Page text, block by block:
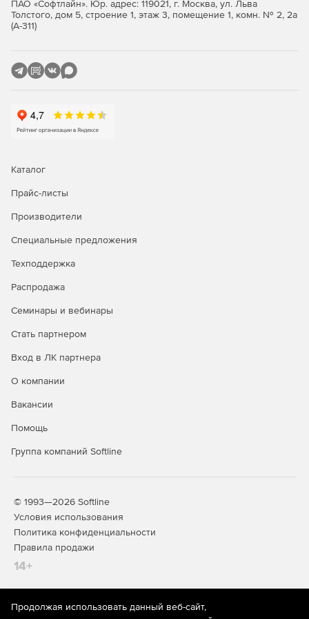
вносить изменения в его компоненты.
правой кнопки.
слоев.
Динамический ввод при работе с размерами.
проводов, труб и др.
Объектная привязка AutoCAD MEP. Объектная
Предварительный просмотр закрепленного MEP-
проекта (EPD).
различий геометрии между двумя версиями.
Просмотр изменений в режиме реального времени.
окна диспетчера стилей.
Встроенная функция поиска компонентов. Существует
Преобразование блоков и обозначений AutoCAD.
ПАО «Софтлайн». Юр. адрес: 119021, г. Москва, ул. Льва
Толстого, дом 5, строение 1, этаж 3, помещение 1, комн. № 2, 2а
(А-311)
Каталог
Прайс-листы
Производители
Специальные предложения
Техподдержка
Распродажа
Семинары и вебинары
Стать партнером
Вход в ЛК партнера
О компании
Вакансии
Помощь
Группа компаний Softline
© 1993—2026 Softline
Условия использования
Политика конфиденциальности
Правила продажи
14+
На информационном ресурсе store.softline.ru применяются
Продолжая использовать данный веб-сайт,